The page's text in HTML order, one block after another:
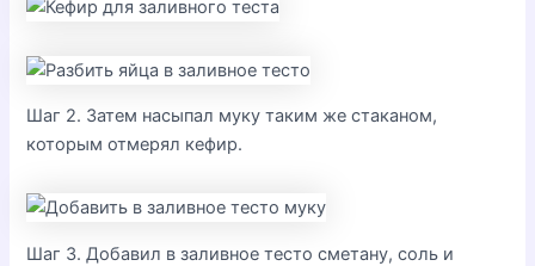
Шаг 2. Затем насыпал муку таким же стаканом,
которым отмерял кефир.
Шаг 3. Добавил в заливное тесто сметану, соль и